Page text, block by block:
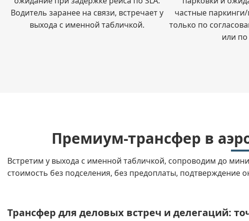
Водитель заранее на связи, встречает у
выхода с именной табличкой.
частные
только по
или по
Премиум-трансфер в
Встретим у выхода с именной табличкой, сопроводим до
стоимость без подселения, без предоплаты, подтверждение
Трансфер для деловых встреч и делегаций: